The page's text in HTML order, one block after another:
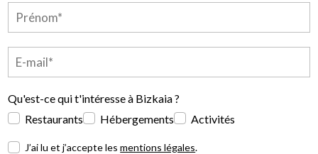
Qu'est-ce qui t'intéresse à Bizkaia ?
Restaurants
Hébergements Activités
J’ai lu et j’accepte lesmentions légales.